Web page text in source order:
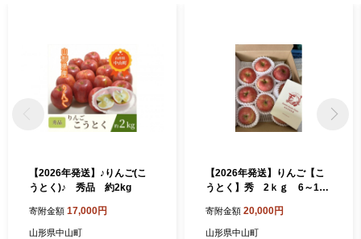
【2026年発送】♪りんご(こ
うとく)♪ 秀品 約2kg
寄附金額 17,000円
山形県中山町
【2026年発送】りんご【こ
うとく】秀 2ｋｇ 6～12
寄附金額 20,000円
山形県中山町